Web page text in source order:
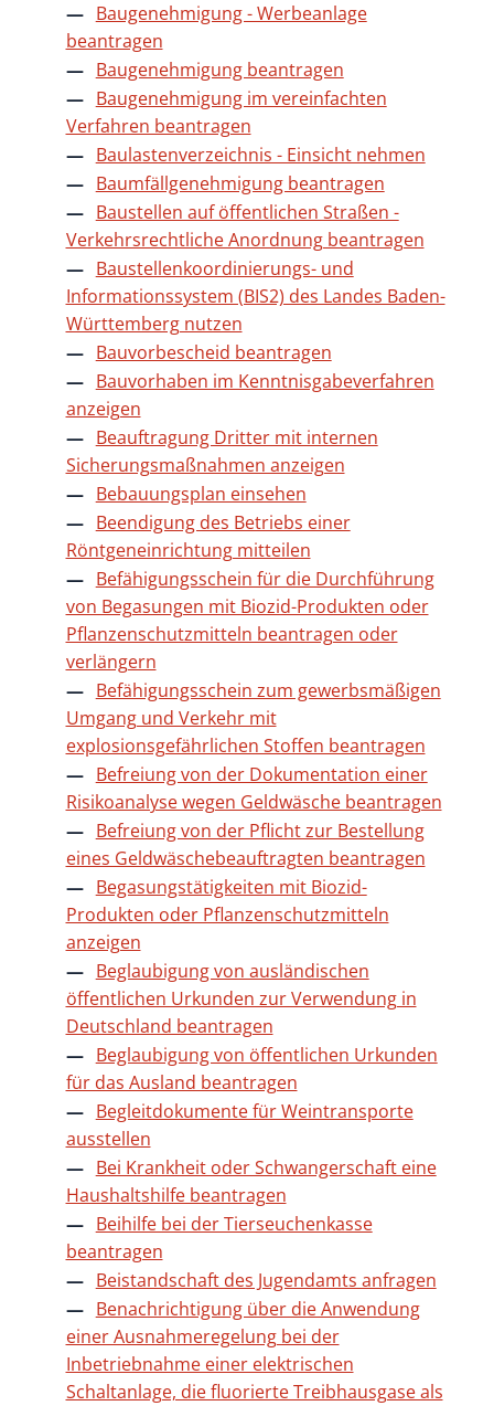
Baugenehmigung - Werbeanlage
beantragen
Baugenehmigung beantragen
Baugenehmigung im vereinfachten
Verfahren beantragen
Baulastenverzeichnis - Einsicht nehmen
Baumfällgenehmigung beantragen
Baustellen auf öffentlichen Straßen -
Verkehrsrechtliche Anordnung beantragen
Baustellenkoordinierungs- und
Informationssystem (BIS2) des Landes Baden-
Württemberg nutzen
Bauvorbescheid beantragen
Bauvorhaben im Kenntnisgabeverfahren
anzeigen
Beauftragung Dritter mit internen
Sicherungsmaßnahmen anzeigen
Bebauungsplan einsehen
Beendigung des Betriebs einer
Röntgeneinrichtung mitteilen
Befähigungsschein für die Durchführung
von Begasungen mit Biozid-Produkten oder
Pflanzenschutzmitteln beantragen oder
verlängern
Befähigungsschein zum gewerbsmäßigen
Umgang und Verkehr mit
explosionsgefährlichen Stoffen beantragen
Befreiung von der Dokumentation einer
Risikoanalyse wegen Geldwäsche beantragen
Befreiung von der Pflicht zur Bestellung
eines Geldwäschebeauftragten beantragen
Begasungstätigkeiten mit Biozid-
Produkten oder Pflanzenschutzmitteln
anzeigen
Beglaubigung von ausländischen
öffentlichen Urkunden zur Verwendung in
Deutschland beantragen
Beglaubigung von öffentlichen Urkunden
für das Ausland beantragen
Begleitdokumente für Weintransporte
ausstellen
Bei Krankheit oder Schwangerschaft eine
Haushaltshilfe beantragen
Beihilfe bei der Tierseuchenkasse
beantragen
Beistandschaft des Jugendamts anfragen
Benachrichtigung über die Anwendung
einer Ausnahmeregelung bei der
Inbetriebnahme einer elektrischen
Schaltanlage, die fluorierte Treibhausgase als